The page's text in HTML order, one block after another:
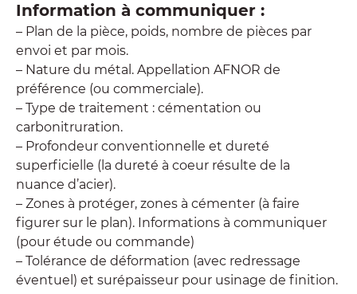
Information à communiquer :
– Plan de la pièce, poids, nombre de pièces par
envoi et par mois.
– Nature du métal. Appellation AFNOR de
préférence (ou commerciale).
– Type de traitement : cémentation ou
carbonitruration.
– Profondeur conventionnelle et dureté
superficielle (la dureté à coeur résulte de la
nuance d’acier).
– Zones à protéger, zones à cémenter (à faire
figurer sur le plan). Informations à communiquer
(pour étude ou commande)
– Tolérance de déformation (avec redressage
éventuel) et surépaisseur pour usinage de finition.